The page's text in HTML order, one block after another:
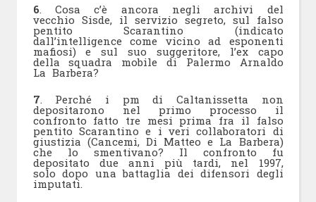
6. Cosa c’è ancora negli archivi del
vecchio Sisde, il servizio segreto, sul falso
pentito Scarantino (indicato
dall’intelligence come vicino ad esponenti
mafiosi) e sul suo suggeritore, l’ex capo
della squadra mobile di Palermo Arnaldo
La Barbera?
7 . Perché i pm di Caltanissetta non
depositarono nel primo processo il
confronto fatto tre mesi prima fra il falso
pentito Scarantino e i veri collaboratori di
giustizia (Cancemi, Di Matteo e La Barbera)
che lo smentivano? Il confronto fu
depositato due anni più tardi, nel 1997,
solo dopo una battaglia dei difensori degli
imputati.